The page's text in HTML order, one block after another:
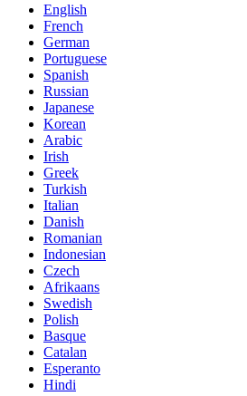
English
French
German
Portuguese
Spanish
Russian
Japanese
Korean
Arabic
Irish
Greek
Turkish
Italian
Danish
Romanian
Indonesian
Czech
Afrikaans
Swedish
Polish
Basque
Catalan
Esperanto
Hindi